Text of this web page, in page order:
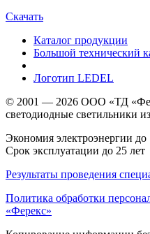
Скачать
Каталог продукции
Большой технический
Логотип LEDEL
© 2001 — 2026 ООО «ТД
светодиодные светильники
Экономия электроэнергии до
Срок эксплуатации до 25 лет
Результаты проведения
Политика обработки
«Ферекс»